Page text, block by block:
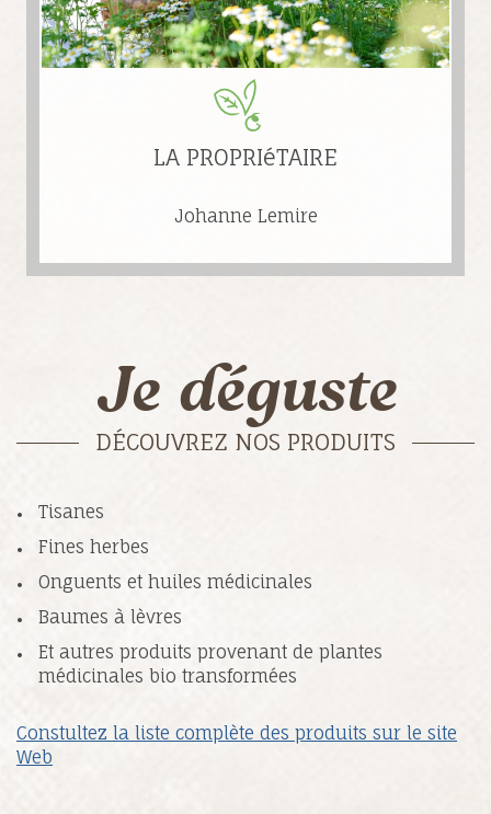
LA PROPRIéTAIRE
Johanne Lemire
Je déguste
DÉCOUVREZ NOS PRODUITS
Tisanes
Fines herbes
Onguents et huiles médicinales
Baumes à lèvres
Et autres produits provenant de plantes
médicinales bio transformées
Constultez la liste complète des produits sur le site
Web